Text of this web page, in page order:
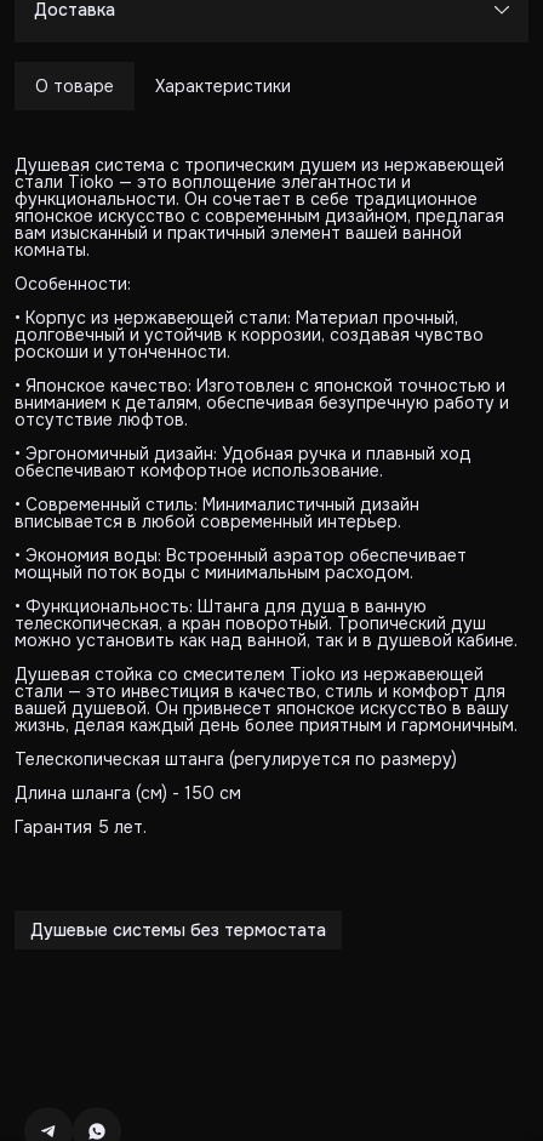
Доставка
О товаре Характеристики
Душевая система с тропическим душем из нержавеющей
стали Tioko — это воплощение элегантности и
функциональности. Он сочетает в себе традиционное
японское искусство с современным дизайном, предлагая
вам изысканный и практичный элемент вашей ванной
комнаты.
Особенности:
• Корпус из нержавеющей стали: Материал прочный,
долговечный и устойчив к коррозии, создавая чувство
роскоши и утонченности.
• Японское качество: Изготовлен с японской точностью и
вниманием к деталям, обеспечивая безупречную работу и
отсутствие люфтов.
• Эргономичный дизайн: Удобная ручка и плавный ход
обеспечивают комфортное использование.
• Современный стиль: Минималистичный дизайн
вписывается в любой современный интерьер.
• Экономия воды: Встроенный аэратор обеспечивает
мощный поток воды с минимальным расходом.
• Функциональность: Штанга для душа в ванную
телескопическая, а кран поворотный. Тропический душ
можно установить как над ванной, так и в душевой кабине.
Душевая стойка со смесителем Tioko из нержавеющей
стали — это инвестиция в качество, стиль и комфорт для
вашей душевой. Он привнесет японское искусство в вашу
жизнь, делая каждый день более приятным и гармоничным.
Телескопическая штанга (регулируется по размеру)
Длина шланга (см) - 150 см
Гарантия 5 лет.
Душевые системы без термостата